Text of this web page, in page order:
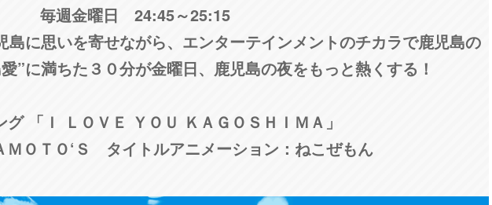
毎週金曜日 24:45～25:15
島に思いを寄せながら、エンターテインメントのチカラで鹿児島の
”に満ちた３０分が金曜日、鹿児島の夜をもっと熱くする！
グ 「Ｉ ＬＯＶＥ ＹＯＵ ＫＡＧＯＳＨＩＭＡ」
ＭＯＴＯ‘Ｓ タイトルアニメーション：ねこぜもん